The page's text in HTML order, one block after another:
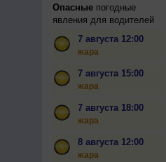
Опасныепогодные
явления для водителей
7 августа 12:00
жара
7 августа 15:00
жара
7 августа 18:00
жара
8 августа 12:00
жара